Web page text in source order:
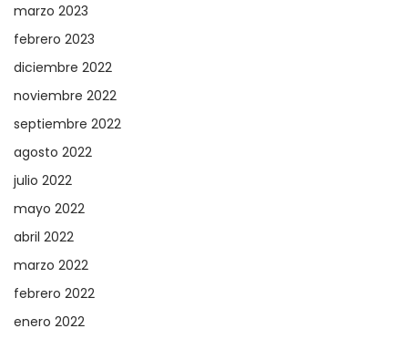
marzo 2023
febrero 2023
diciembre 2022
noviembre 2022
septiembre 2022
agosto 2022
julio 2022
mayo 2022
abril 2022
marzo 2022
febrero 2022
enero 2022